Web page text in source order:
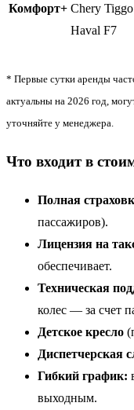
Комфорт+ Chery
Haval F7
* Первые сутки аренды
актуальны на 2026 год,
уточняйте у менеджера.
Что входит в
Полная
пассажиров).
Лицензия на
обеспечивает.
Техническая
колес — за счет
Детское кресло
Диспетчерская
Гибкий график:
выходным.